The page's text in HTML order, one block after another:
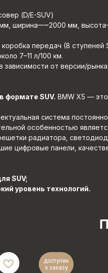
(D/E-SUV)
ширина—~2000 мм,
коробка передач (8
7–11 л/100 км.
зависимости от версии/
формате SUV. BMW X5 —
система
особенностью
радиатора,
цифровые панели,
SUV;
уровень технологий.
доступен
к заказу